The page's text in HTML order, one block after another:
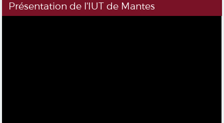
Présentation de l'IUT de Mantes